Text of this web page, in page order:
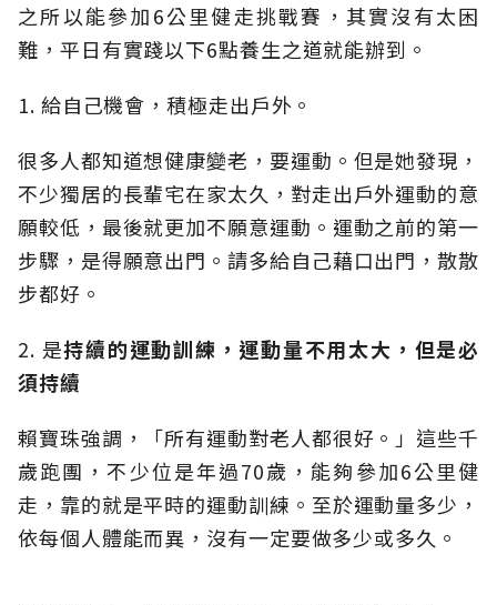
之所以能參加6公里健走挑戰賽，其實沒有太困
難，平日有實踐以下6點養生之道就能辦到。
1. 給自己機會，積極走出戶外。
很多人都知道想健康變老，要運動。但是她發現，
不少獨居的長輩宅在家太久，對走出戶外運動的意
願較低，最後就更加不願意運動。運動之前的第一
步驟，是得願意出門。請多給自己藉口出門，散散
步都好。
2. 是持續的運動訓練，運動量不用太大，但是必
須持續
賴寶珠強調，「所有運動對老人都很好。」這些千
歲跑團，不少位是年過70歲，能夠參加6公里健
走，靠的就是平時的運動訓練。至於運動量多少，
依每個人體能而異，沒有一定要做多少或多久。